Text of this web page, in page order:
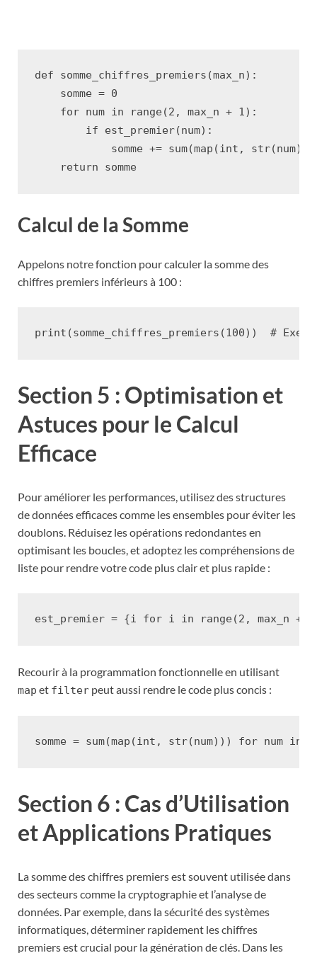
def somme_chiffres_premiers (max_n):
somme = 0
for num in range (2 , max_n + 1):
if
est_premier(num):
somme += sum(map (int , str(num)))
return
somme
Calcul de la Somme
Appelons notre fonction pour calculer la somme des
chiffres premiers inférieurs à 100 :
print (somme_chiffres_premiers (100)) #
Section 5 : Optimisation et
Astuces pour le Calcul
Efficace
Pour améliorer les performances, utilisez des structures
de données efficaces comme les ensembles pour éviter les
doublons. Réduisez les opérations redondantes en
optimisant les boucles, et adoptez les compréhensions de
liste pour rendre votre code plus clair et plus rapide :
est_premier = {i for i in range (2 , max_n +
Recourir à la programmation fonctionnelle en utilisant
map et filter peut aussi rendre le code plus concis :
somme = sum(map (int , str(num))) for num in
Section 6 : Cas d’Utilisation
et Applications Pratiques
La somme des chiffres premiers est souvent utilisée dans
des secteurs comme la cryptographie et l’analyse de
données. Par exemple, dans la sécurité des systèmes
informatiques, déterminer rapidement les chiffres
premiers est crucial pour la génération de clés. Dans les